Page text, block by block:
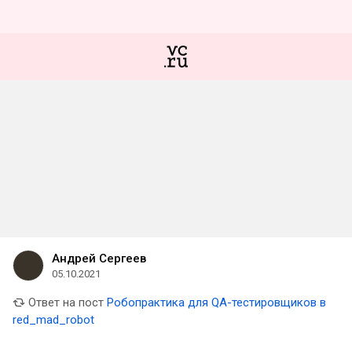
Андрей Сергеев
05.10.2021
Ответ на пост Робопрактика для QA-тестировщиков в
red_mad_robot